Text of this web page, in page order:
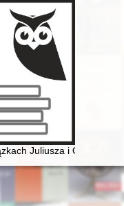
Nowe odczytanie
Juliusza i Oskara